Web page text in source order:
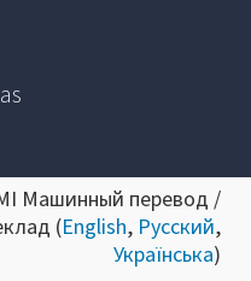
Машинный перевод /
(English, Русский,
Українська)